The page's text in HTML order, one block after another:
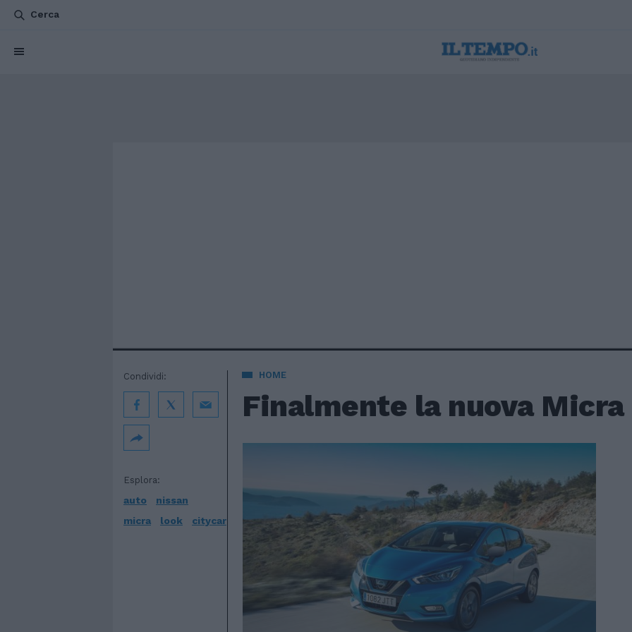
Cerca
HOME
Finalmente la nuova Micra
Esplora:
auto
nissan
micra
look citycar
Condividi: